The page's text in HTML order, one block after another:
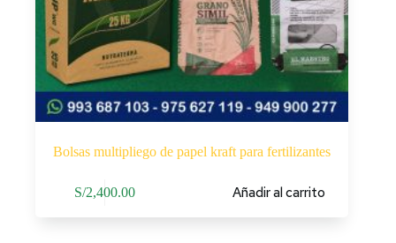
Bolsas multipliego de papel kraft para fertilizantes
S/2,400.00 Añadir al carrito